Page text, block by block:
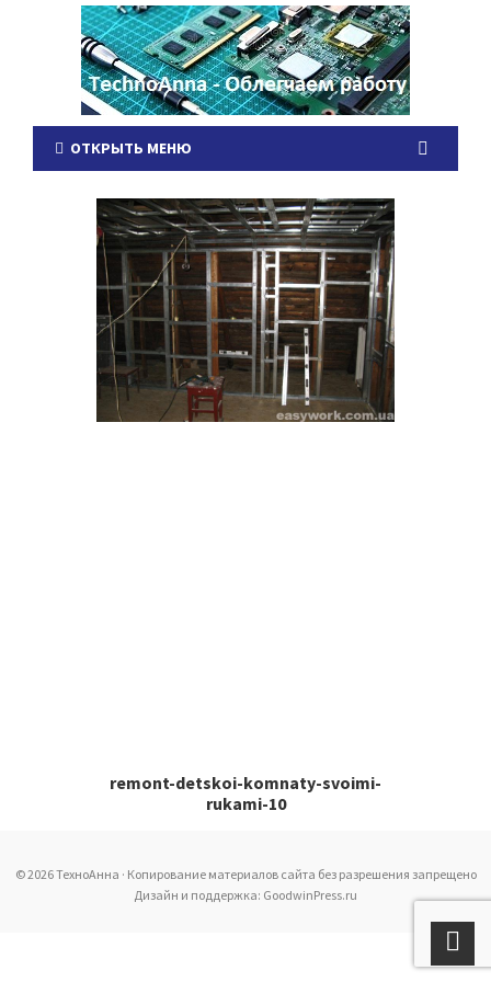
ОТКРЫТЬ МЕНЮ
remont-detskoi-komnaty-svoimi-
rukami-10
© 2026 ТехноАнна · Копирование материалов сайта без разрешения запрещено
Дизайн и поддержка: GoodwinPress.ru